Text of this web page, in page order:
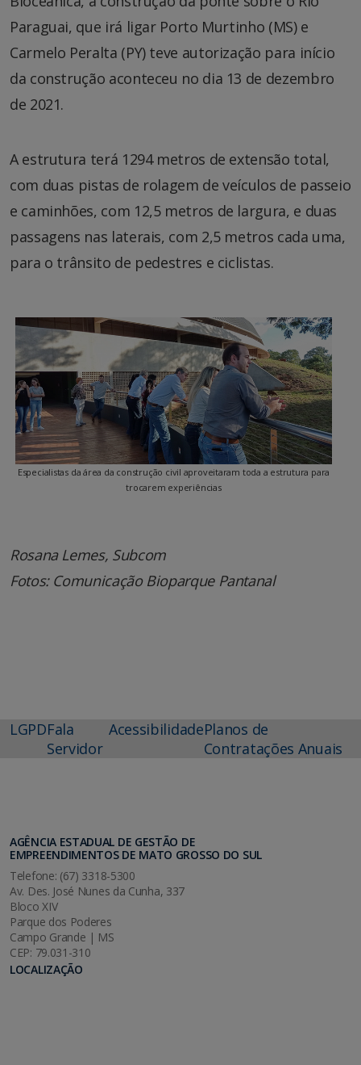
Paraguai, que irá ligar Porto Murtinho (MS) e
Carmelo Peralta (PY) teve autorização para início
da construção aconteceu no dia 13 de dezembro
de 2021.
A estrutura terá 1294 metros de extensão total,
com duas pistas de rolagem de veículos de passeio
e caminhões, com 12,5 metros de largura, e duas
passagens nas laterais, com 2,5 metros cada uma,
para o trânsito de pedestres e ciclistas.
Especialistas da área da construção civil aproveitaram toda a estrutura para
trocarem experiências
Rosana Lemes, Subcom
Fotos: Comunicação Bioparque Pantanal
LGPDFala
Servidor
AcessibilidadePlanos de
Contratações Anuais
AGÊNCIA ESTADUAL DE GESTÃO DE
EMPREENDIMENTOS DE MATO GROSSO DO SUL
Telefone: (67) 3318-5300
Av. Des. José Nunes da Cunha, 337
Bloco XIV
Parque dos Poderes
Campo Grande | MS
CEP: 79.031-310
LOCALIZAÇÃO